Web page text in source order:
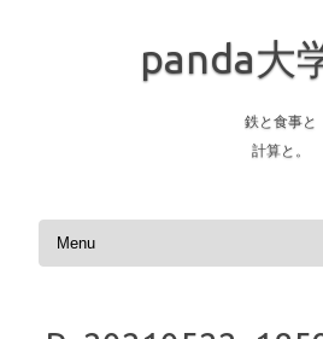
panda大
鉄と食事と
計算と。
Skip to content